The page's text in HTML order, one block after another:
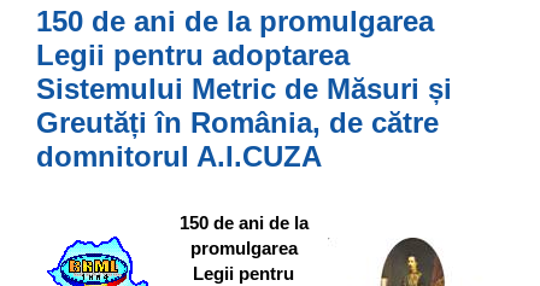
150 de ani de la promulgarea
Legii pentru adoptarea
Sistemului Metric de Măsuri și
Greutăți în România, de către
domnitorul A.I.CUZA
150 de ani de la
promulgarea
Legii pentru